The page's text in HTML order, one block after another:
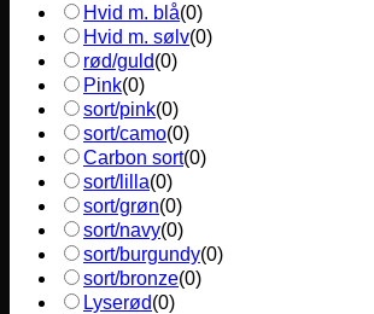
Hvid m. blå(0)
Hvid m. sølv(0)
rød/guld(0)
Pink(0)
sort/pink(0)
sort/camo(0)
Carbon sort(0)
sort/lilla(0)
sort/grøn(0)
sort/navy(0)
sort/burgundy(0)
sort/bronze(0)
Lyserød(0)